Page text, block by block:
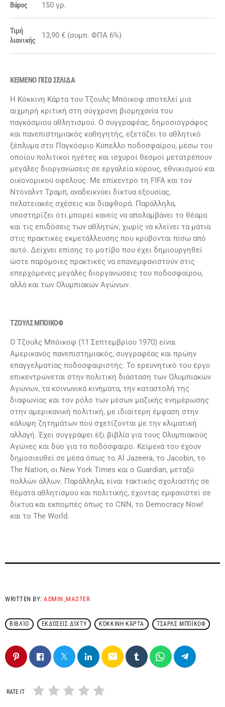
Βάρος 150 γρ.
Τιμή
λιανικής
13,90 € (συμπ. ΦΠΑ 6%)
ΚΕΙΜΕΝΟ ΠΙΣΩ ΣΕΛΙΔΑ
Η Κόκκινη Κάρτα του Τζουλς Μπόικοφ αποτελεί μια
αιχμηρή κριτική στη σύγχρονη βιομηχανία του
παγκόσμιου αθλητισμού. Ο συγγραφέας, δημοσιογράφος
και πανεπιστημιακός καθηγητής, εξετάζει το αθλητικό
ξέπλυμα στο Παγκόσμιο Κύπελλο ποδοσφαίρου, μέσω του
οποίου πολιτικοί ηγέτες και ισχυροί θεσμοί μετατρέπουν
μεγάλες διοργανώσεις σε εργαλεία κύρους, εθνικισμού και
οικονομικού οφέλους. Με επίκεντρο τη FIFA και τον
Ντόναλντ Τραμπ, αναδεικνύει δίκτυα εξουσίας,
πελατειακές σχέσεις και διαφθορά. Παράλληλα,
υποστηρίζει ότι μπορεί κανείς να απολαμβάνει το θέαμα
και τις επιδόσεις των αθλητών, χωρίς να κλείνει τα μάτια
στις πρακτικές εκμετάλλευσης που κρύβονται πίσω από
αυτό. Δείχνει επίσης το μοτίβο που έχει δημιουργηθεί
ώστε παρόμοιες πρακτικές να επανεμφανιστούν στις
επερχόμενες μεγάλες διοργανώσεις του ποδοσφαίρου,
αλλά και των Ολυμπιακών Αγώνων.
ΤΖΟΥΛΣ ΜΠΟΙΚΟΦ
Ο Τζουλς Μπόικοφ (11 Σεπτεμβρίου 1970) είναι
Αμερικανός πανεπιστημιακός, συγγραφέας και πρώην
επαγγελματίας ποδοσφαιριστής. Το ερευνητικό του έργο
επικεντρώνεται στην πολιτική διάσταση των Ολυμπιακών
Αγώνων, τα κοινωνικά κινήματα, την καταστολή της
διαφωνίας και τον ρόλο των μέσων μαζικής ενημέρωσης
στην αμερικανική πολιτική, με ιδιαίτερη έμφαση στην
κάλυψη ζητημάτων που σχετίζονται με την κλιματική
αλλαγή. Έχει συγγράψει έξι βιβλία για τους Ολυμπιακούς
Αγώνες και δύο για το ποδόσφαιρο. Κείμενά του έχουν
δημοσιευθεί σε μέσα όπως το Al Jazeera, το Jacobin, το
The Nation, οι New York Times και ο Guardian, μεταξύ
πολλών άλλων. Παράλληλα, είναι τακτικός σχολιαστής σε
θέματα αθλητισμού και πολιτικής, έχοντας εμφανιστεί σε
δίκτυα και εκπομπές όπως το CNN, το Democracy Now!
και το The World.
WRITTEN BY:ADMIN_MASTER
ΒΙΒΛΊΟ ΕΚΔΌΣΕΙΣ ΔΊΧΤΥ ΚΌΚΚΙΝΗ ΚΆΡΤΑ ΤΣΑΡΛΣ ΜΠΌΪΚΟΦ
email
RATE IT